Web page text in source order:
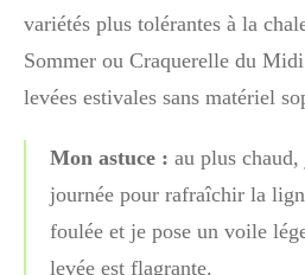
variétés plus tolérantes à la
Sommer ou Craquerelle du
levées estivales sans matériel
Mon astuce : au plus
journée pour rafraîchir la
foulée et je pose un voile
levée est flagrante.